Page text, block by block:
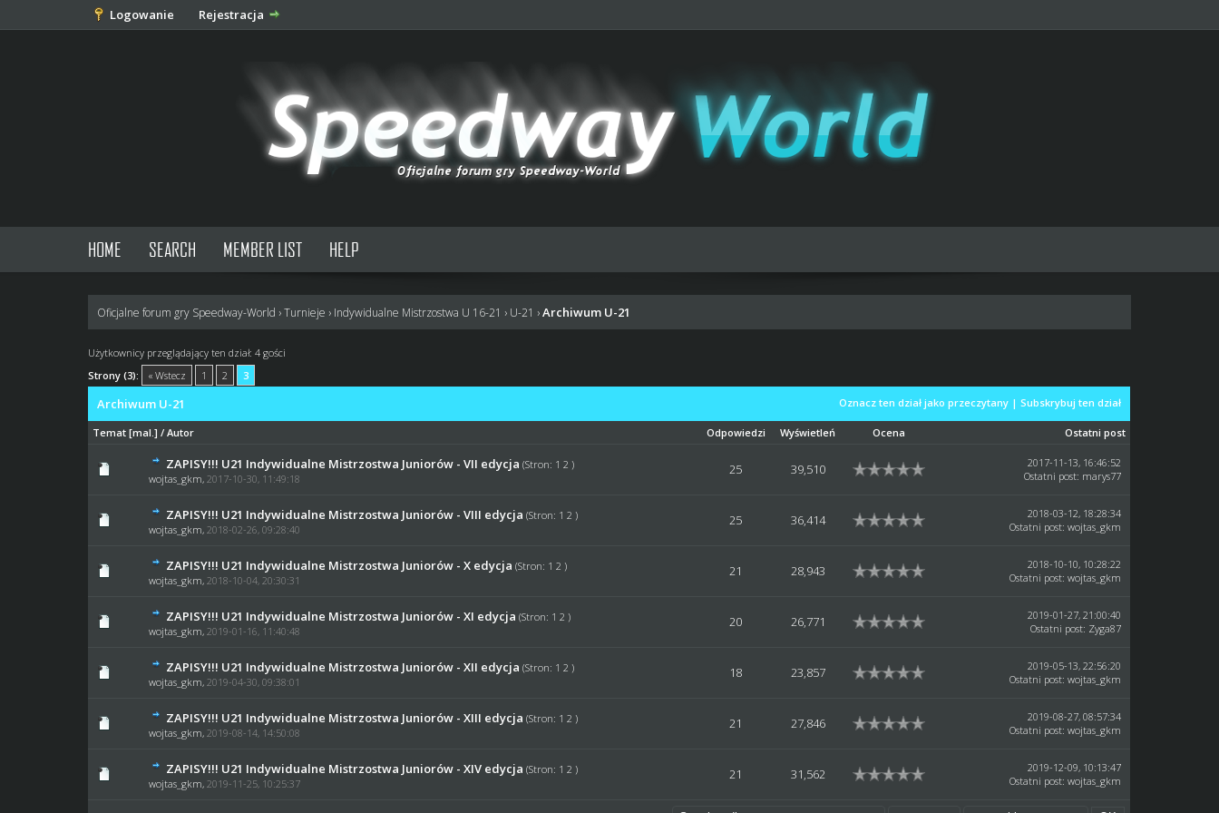
Logowanie Rejestracja
HOME SEARCH MEMBER LIST HELP
Oficjalne forum gry Speedway-World ›Turnieje › Indywidualne Mistrzostwa U 16-21 › U-21 ›Archiwum U-21
Użytkownicy przeglądający ten dział: 4 gości
Strony (3):
« Wstecz 1 2
3
Oznacz ten dział jako przeczytany |Subskrybuj ten dział
Archiwum U-21
Temat [mal.] /Autor Odpowiedzi Wyświetleń Ocena Ostatni post
ZAPISY!!! U21 Indywidualne Mistrzostwa Juniorów - VII edycja (Stron: 1 2 )
wojtas_gkm,2017-10-30, 11:49:18
25 39,510
0 głosów - średnia ocena: 0 na 5 gwiazdek
12345
2017-11-13, 16:46:52
Ostatni post: marys77
ZAPISY!!! U21 Indywidualne Mistrzostwa Juniorów - VIII edycja (Stron: 1 2 )
wojtas_gkm,2018-02-26, 09:28:40
25 36,414
0 głosów - średnia ocena: 0 na 5 gwiazdek
12345
2018-03-12, 18:28:34
Ostatni post:wojtas_gkm
ZAPISY!!! U21 Indywidualne Mistrzostwa Juniorów - X edycja (Stron: 1 2 )
wojtas_gkm,2018-10-04, 20:30:31
21 28,943
0 głosów - średnia ocena: 0 na 5 gwiazdek
12345
2018-10-10, 10:28:22
Ostatni post:wojtas_gkm
ZAPISY!!! U21 Indywidualne Mistrzostwa Juniorów - XI edycja (Stron: 1 2 )
wojtas_gkm,2019-01-16, 11:40:48
20 26,771
0 głosów - średnia ocena: 0 na 5 gwiazdek
12345
2019-01-27, 21:00:40
Ostatni post: Zyga87
ZAPISY!!! U21 Indywidualne Mistrzostwa Juniorów - XII edycja (Stron: 1 2 )
wojtas_gkm,2019-04-30, 09:38:01
18 23,857
0 głosów - średnia ocena: 0 na 5 gwiazdek
12345
2019-05-13, 22:56:20
Ostatni post:wojtas_gkm
ZAPISY!!! U21 Indywidualne Mistrzostwa Juniorów - XIII edycja (Stron: 1 2 )
wojtas_gkm,2019-08-14, 14:50:08
21 27,846
0 głosów - średnia ocena: 0 na 5 gwiazdek
12345
2019-08-27, 08:57:34
Ostatni post:wojtas_gkm
ZAPISY!!! U21 Indywidualne Mistrzostwa Juniorów - XIV edycja (Stron: 1 2 )
wojtas_gkm,2019-11-25, 10:25:37
21 31,562
0 głosów - średnia ocena: 0 na 5 gwiazdek
12345
2019-12-09, 10:13:47
Ostatni post:wojtas_gkm